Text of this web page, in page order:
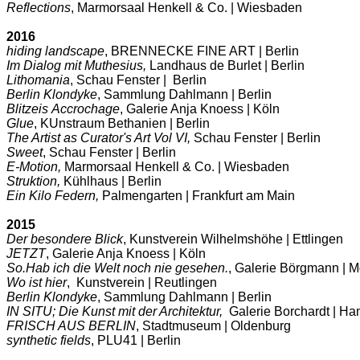
Reflections, Marmorsaal Henkell & Co. | Wiesbaden
2016
hiding landscape, BRENNECKE FINE ART | Berlin
Im Dialog mit Muthesius, Landhaus de Burlet | Berlin
Lithomania, Schau Fenster | Berlin
Berlin Klondyke, Sammlung Dahlmann | Berlin
Blitzeis Accrochage, Galerie Anja Knoess | Köln
Glue, KUnstraum Bethanien | Berlin
The Artist as Curator's Art Vol VI, Schau Fenster | Berlin
Sweet, Schau Fenster | Berlin
E-Motion, Marmorsaal Henkell & Co. | Wiesbaden
Struktion, Kühlhaus | Berlin
Ein Kilo Federn, Palmengarten | Frankfurt am Main
2015
Der besondere Blick, Kunstverein Wilhelmshöhe | Ettlingen
JETZT, Galerie Anja Knoess | Köln
So.Hab ich die Welt noch nie gesehen., Galerie Börgmann |
Wo ist hier, Kunstverein | Reutlingen
Berlin Klondyke, Sammlung Dahlmann | Berlin
IN SITU; Die Kunst mit der Architektur, Galerie Borchardt |
FRISCH AUS BERLIN, Stadtmuseum | Oldenburg
synthetic fields, PLU41 | Berlin